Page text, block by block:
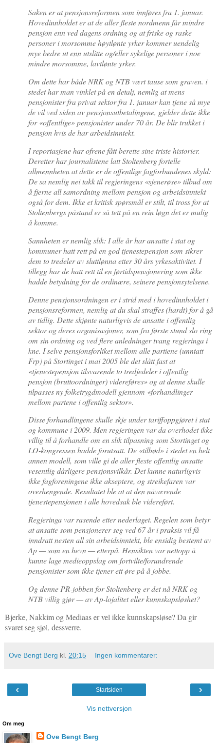
Saken er at pensjonsreformen som innføres fra 1. januar.
Hovedinnholdet er at de aller fleste nordmenn får mindre
pensjon enn ved dagens ordning og at friske og raske
personer i morsomme høytlønte yrker kommer uendelig
mye bedre ut enn utslitte og/eller sykelige personer i noe
mindre morsomme, lavtlønte yrker.
Om dette har både NRK og NTB vært tause som graven. i
stedet har man vinklet på en detalj, nemlig at mens
pensjonister fra privat sektor fra 1. januar kan tjene så mye
de vil ved siden av pensjonsutbetalingene, gjelder dette ikke
for «offentlige» pensjonister under 70 år. De blir trukket i
pensjon hvis de har arbeidsinntekt.
I reportasjene har ofrene fått berette sine triste historier.
Deretter har journalistene latt Stoltenberg fortelle
allmennheten at dette er de offentlige fagforbundenes skyld:
De sa nemlig nei takk til regjeringens «sjenerøse» tilbud om
å fjerne all samordning mellom pensjon og arbeidsinntekt
også for dem. Ikke et kritisk spørsmål er stilt, til tross for at
Stoltenbergs påstand er så tett på en rein løgn det er mulig
å komme.
Sannheten er nemlig slik: I alle år har ansatte i stat og
kommuner hatt rett på en god tjenestepensjon som sikrer
dem to tredeler av sluttlønna etter 30 års yrkesaktivitet. I
tillegg har de hatt rett til en førtidspensjonering som ikke
hadde betydning for de ordinære, seinere pensjonsytelsene.
Denne pensjonsordningen er i strid med i hovedinnholdet i
pensjonsreformen, nemlig at du skal straffes (hardt) for å gå
av tidlig. Dette skjønte naturligvis de ansatte i offentlig
sektor og deres organisasjoner, som fra første stund slo ring
om sin ordning og ved flere anledninger tvang regjeringa i
kne. I selve pensjonsforliket mellom alle partiene (unntatt
Frp) på Stortinget i mai 2005 ble det slått fast at
«tjenestepensjon tilsvarende to tredjedeler i offentlig
pensjon (bruttoordninger) videreføres» og at denne skulle
tilpasses ny folketrygdmodell gjennom «forhandlinger
mellom partene i offentlig sektor».
Disse forhandlingene skulle skje under tariffoppgjøret i stat
og kommune i 2009. Men regjeringen var da overhodet ikke
villig til å forhandle om en slik tilpasning som Stortinget og
LO-kongressen hadde forutsatt. De «tilbød» i stedet en helt
annen modell, som ville gi de aller fleste offentlig ansatte
vesentlig dårligere pensjonsvilkår. Det kunne naturligvis
ikke fagforeningene ikke akseptere, og streikefaren var
overhengende. Resultatet ble at at den nåværende
tjenestepensjonen i alle hovedsak ble videreført.
Regjeringa var rasende etter nederlaget. Regelen som betyr
at ansatte som pensjonerer seg ved 67 år i praksis vil få
inndratt nesten all sin arbeidsinntekt, ble ensidig bestemt av
Ap — som en hevn — etterpå. Hensikten var nettopp å
kunne lage medieoppslag om fortvilte/forundrende
pensjonister som ikke tjener ett øre på å jobbe.
Og denne PR-jobben for Stoltenberg er det nå NRK og
NTB villig gjør — av Ap-lojalitet eller kunnskapsløshet?
Bjerke, Nakkim og Mediaas er vel ikke kunnskapsløse? Da gir
svaret seg sjøl, dessverre.
Ove Bengt Berg kl. 20:15 Ingen kommentarer:
‹ ›
Startsiden
Vis nettversjon
Om meg
Ove Bengt Berg